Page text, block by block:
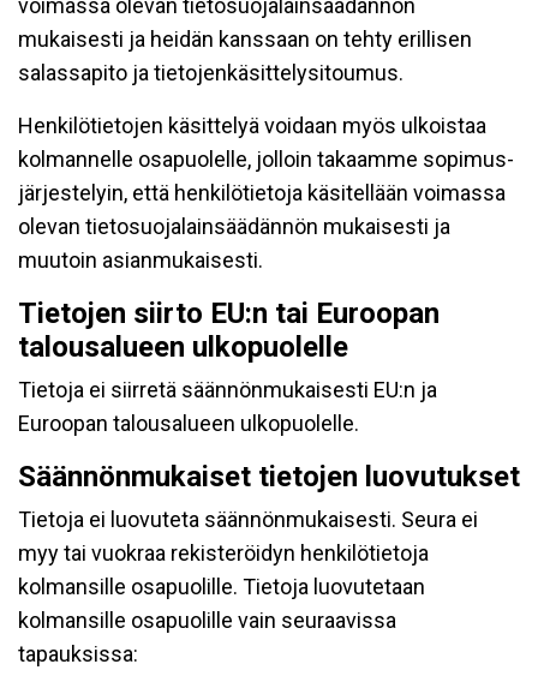
voimassa olevan tietosuojalainsäädännön
mukaisesti ja heidän kanssaan on tehty erillisen
salassapito ja tietojenkäsittelysitoumus.
Henkilötietojen käsittelyä voidaan myös ulkoistaa
kolmannelle osapuolelle, jolloin takaamme sopimus-
järjestelyin, että henkilötietoja käsitellään voimassa
olevan tietosuojalainsäädännön mukaisesti ja
muutoin asianmukaisesti.
Tietojen siirto EU:n tai Euroopan
talousalueen ulkopuolelle
Tietoja ei siirretä säännönmukaisesti EU:n ja
Euroopan talousalueen ulkopuolelle.
Säännönmukaiset tietojen luovutukset
Tietoja ei luovuteta säännönmukaisesti. Seura ei
myy tai vuokraa rekisteröidyn henkilötietoja
kolmansille osapuolille. Tietoja luovutetaan
kolmansille osapuolille vain seuraavissa
tapauksissa: